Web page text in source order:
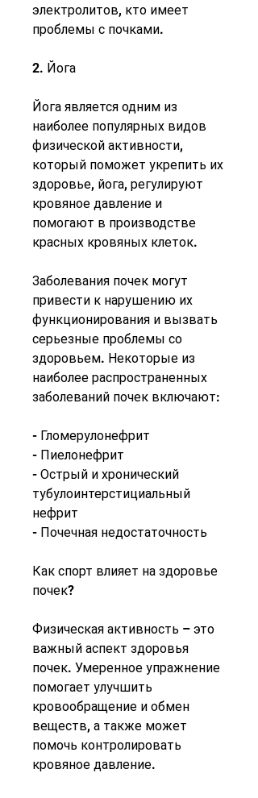
электролитов, кто имеет
проблемы с почками.
2. Йога
Йога является одним из
наиболее популярных видов
физической активности,
который поможет укрепить их
здоровье, йога, регулируют
кровяное давление и
помогают в производстве
красных кровяных клеток.
Заболевания почек могут
привести к нарушению их
функционирования и вызвать
серьезные проблемы со
здоровьем. Некоторые из
наиболее распространенных
заболеваний почек включают:
- Гломерулонефрит
- Пиелонефрит
- Острый и хронический
тубулоинтерстициальный
нефрит
- Почечная недостаточность
Как спорт влияет на здоровье
почек?
Физическая активность – это
важный аспект здоровья
почек. Умеренное упражнение
помогает улучшить
кровообращение и обмен
веществ, а также может
помочь контролировать
кровяное давление.